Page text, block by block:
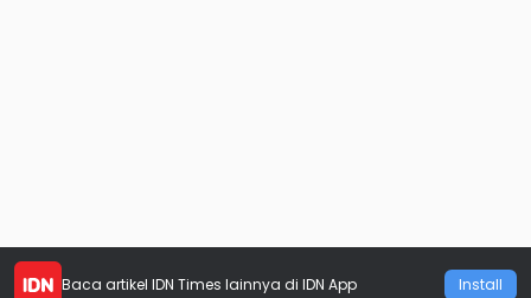
Baca artikel IDN Times lainnya di IDN App Install